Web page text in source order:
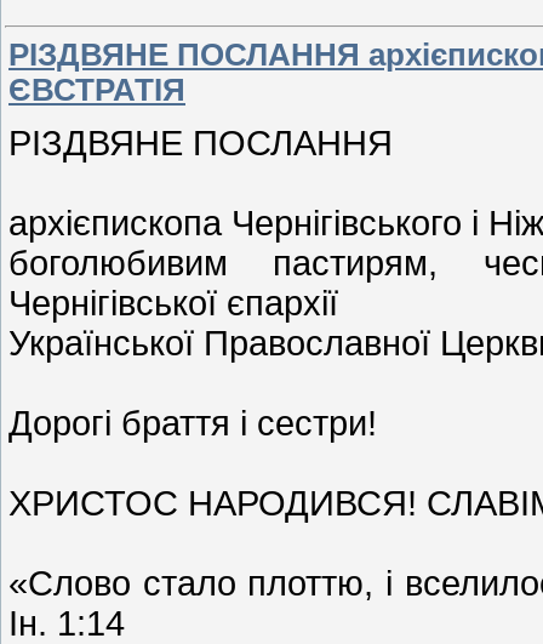
РІЗДВЯНЕ ПОСЛАННЯ
ЄВСТРАТІЯ
РІЗДВЯНЕ ПОСЛАННЯ
архієпископа Чернігівського і
боголюбивим пастирям,
Чернігівської єпархії
Української Православної
Дорогі браття і сестри!
ХРИСТОС НАРОДИВСЯ!
«Слово стало плоттю, і
Ін. 1:14